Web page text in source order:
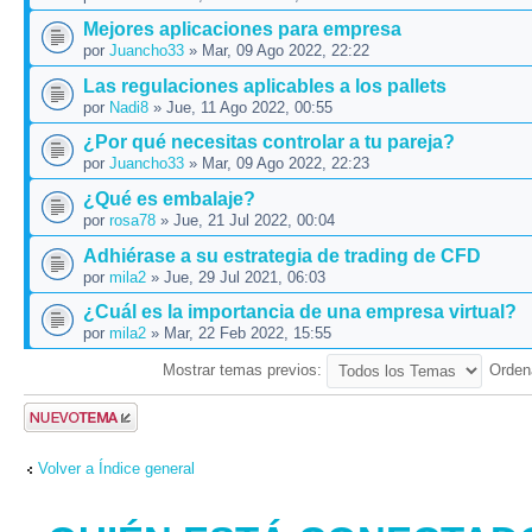
Mejores aplicaciones para empresa
por Juancho33 » Mar, 09 Ago 2022, 22:22
Las regulaciones aplicables a los pallets
por Nadi8 » Jue, 11 Ago 2022, 00:55
¿Por qué necesitas controlar a tu pareja?
por Juancho33 » Mar, 09 Ago 2022, 22:23
¿Qué es embalaje?
por rosa78 » Jue, 21 Jul 2022, 00:04
Adhiérase a su estrategia de trading de CFD
por mila2 » Jue, 29 Jul 2021, 06:03
¿Cuál es la importancia de una empresa virtual?
por mila2 » Mar, 22 Feb 2022, 15:55
Mostrar temas previos:
Publicar un
nuevo tema
Volver a Índice general